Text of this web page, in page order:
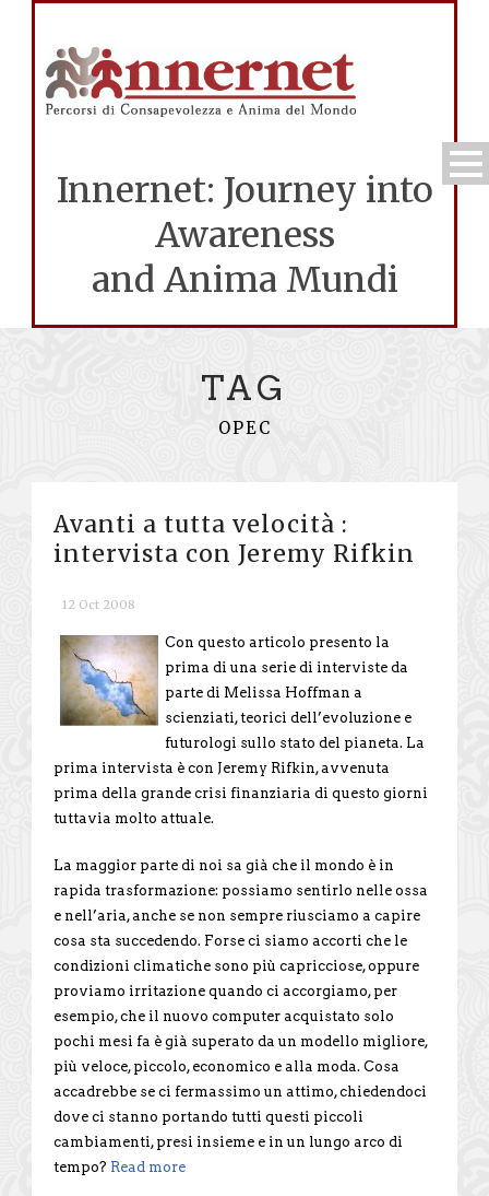
Innernet: Journey into
Awareness
and Anima Mundi
TAG
OPEC
Avanti a tutta velocità :
intervista con Jeremy Rifkin
12 Oct 2008
Con questo articolo presento la
prima di una serie di interviste da
parte di Melissa Hoffman a
scienziati, teorici dell’evoluzione e
futurologi sullo stato del pianeta. La
prima intervista è con Jeremy Rifkin, avvenuta
prima della grande crisi finanziaria di questo giorni
tuttavia molto attuale.
La maggior parte di noi sa già che il mondo è in
rapida trasformazione: possiamo sentirlo nelle ossa
e nell’aria, anche se non sempre riusciamo a capire
cosa sta succedendo. Forse ci siamo accorti che le
condizioni climatiche sono più capricciose, oppure
proviamo irritazione quando ci accorgiamo, per
esempio, che il nuovo computer acquistato solo
pochi mesi fa è già superato da un modello migliore,
più veloce, piccolo, economico e alla moda. Cosa
accadrebbe se ci fermassimo un attimo, chiedendoci
dove ci stanno portando tutti questi piccoli
cambiamenti, presi insieme e in un lungo arco di
tempo? Read more